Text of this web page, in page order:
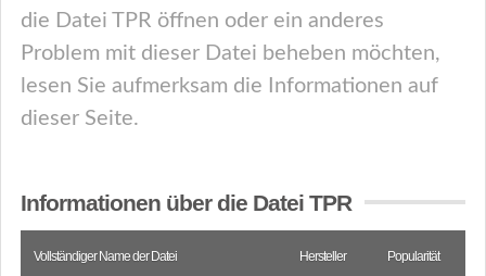
die Datei TPR öffnen oder ein anderes
Problem mit dieser Datei beheben möchten,
lesen Sie aufmerksam die Informationen auf
dieser Seite.
Informationen über die Datei TPR
Vollständiger Name der Datei Hersteller Popularität